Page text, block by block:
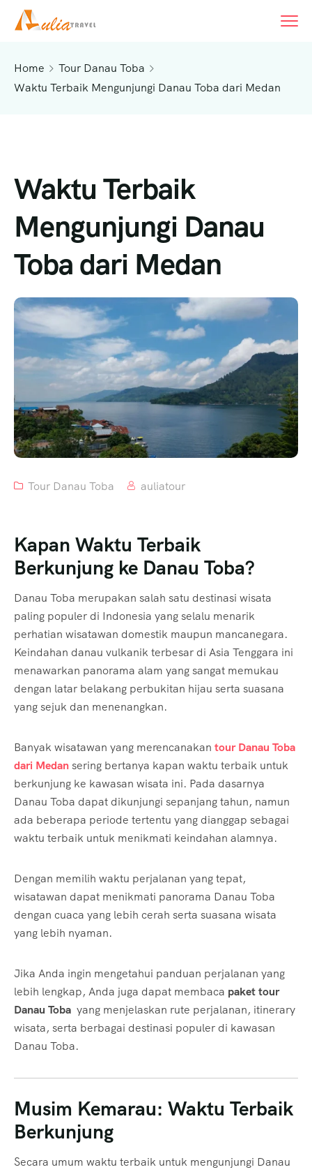
Home
Tour Danau Toba
Waktu Terbaik Mengunjungi Danau Toba dari Medan
Waktu Terbaik
Mengunjungi Danau
Toba dari Medan
Tour Danau Toba auliatour
Kapan Waktu Terbaik
Berkunjung ke Danau Toba?
Danau Toba merupakan salah satu destinasi wisata
paling populer di Indonesia yang selalu menarik
perhatian wisatawan domestik maupun mancanegara.
Keindahan danau vulkanik terbesar di Asia Tenggara ini
menawarkan panorama alam yang sangat memukau
dengan latar belakang perbukitan hijau serta suasana
yang sejuk dan menenangkan.
Banyak wisatawan yang merencanakan tour Danau Toba
dari Medansering bertanya kapan waktu terbaik untuk
berkunjung ke kawasan wisata ini. Pada dasarnya
Danau Toba dapat dikunjungi sepanjang tahun, namun
ada beberapa periode tertentu yang dianggap sebagai
waktu terbaik untuk menikmati keindahan alamnya.
Dengan memilih waktu perjalanan yang tepat,
wisatawan dapat menikmati panorama Danau Toba
dengan cuaca yang lebih cerah serta suasana wisata
yang lebih nyaman.
Jika Anda ingin mengetahui panduan perjalanan yang
lebih lengkap, Anda juga dapat membaca paket tour
Danau Toba yang menjelaskan rute perjalanan, itinerary
wisata, serta berbagai destinasi populer di kawasan
Danau Toba.
Musim Kemarau: Waktu Terbaik
Berkunjung
Secara umum waktu terbaik untuk mengunjungi Danau